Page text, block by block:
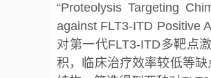
“Proteolysis Targeting
against FLT3-ITD Positive
对第一代FLT3-ITD多靶点
积，临床治疗效率较低等